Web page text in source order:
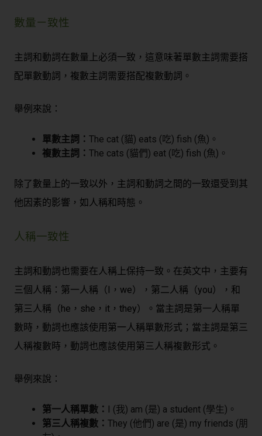
數量ㄧ致性
主詞和動詞在數量上必須一致，這意味著單數主詞需要搭
配單數動詞，複數主詞需要搭配複數動詞。
舉例來說：
單數主詞： The cat (貓) eats (吃) fish (魚)。
複數主詞： The cats (貓們) eat (吃) fish (魚)。
除了數量上的一致以外，主詞和動詞之間的一致還受到其
他因素的影響，如人稱和時態。
人稱一致性
主詞和動詞也需要在人稱上保持一致。在英文中，主要有
三個人稱：第一人稱（I，we），第二人稱（you），和
第三人稱（he，she，it，they）。當主詞是第一人稱單
數時，動詞也應該使用第一人稱單數形式；當主詞是第三
人稱複數時，動詞也應該使用第三人稱複數形式。
舉例來說：
第一人稱單數： I (我) am (是) a student (學生)。
第三人稱複數： They (他們) are (是) my friends (朋